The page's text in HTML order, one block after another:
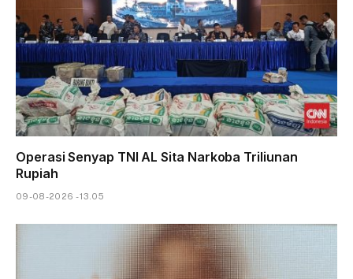
Operasi Senyap TNI AL Sita Narkoba Triliunan
Rupiah
09-08-2026 - 13.05